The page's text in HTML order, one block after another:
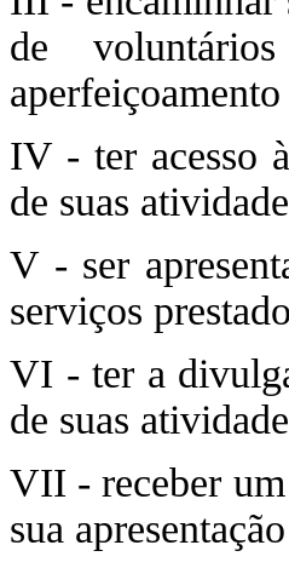
de
IV - ter acesso
de suas
V - ser
serviços
VI - ter a
de suas
VII - receber um
sua